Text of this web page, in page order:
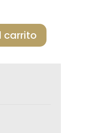
carrito